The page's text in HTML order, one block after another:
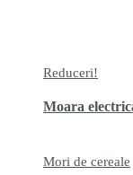
Reduceri!
Moara
Mori de cereale